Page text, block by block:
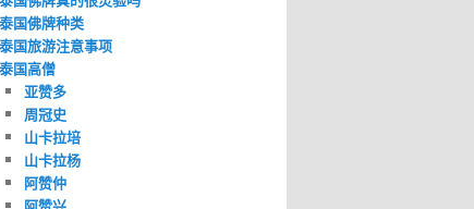
泰国佛牌种类
泰国旅游注意事项
泰国高僧
亚赞多
周冠史
山卡拉培
山卡拉杨
阿赞仲